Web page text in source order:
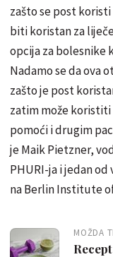
zašto se post
biti koristan za
opcija za bolesnike
Nadamo se da ova
zašto je post
zatim može
pomoći i drugim
je Maik Pietzner,
PHURI-ja i jedan
na Berlin Institute
MOŽDA